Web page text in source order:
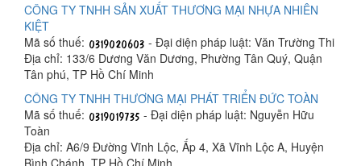
CÔNG TY TNHH SẢN XUẤT THƯƠNG MẠI NHỰA NHIÊN
KIỆT
Mã số thuế:
- Đại diện pháp luật: Văn Trường Thi
Địa chỉ: 133/6 Dương Văn Dương, Phường Tân Quý, Quận
Tân phú, TP Hồ Chí Minh
CÔNG TY TNHH THƯƠNG MẠI PHÁT TRIỂN ĐỨC TOÀN
Mã số thuế:
- Đại diện pháp luật: Nguyễn Hữu
Toàn
Địa chỉ: A6/9 Đường Vĩnh Lộc, Ấp 4, Xã Vĩnh Lộc A, Huyện
Bình Chánh, TP Hồ Chí Minh